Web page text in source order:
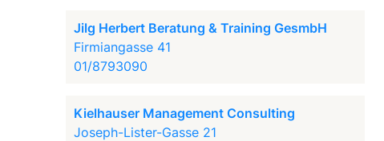
Jilg Herbert Beratung & Training GesmbH
Firmiangasse 41
01/8793090
Kielhauser Management Consulting
Joseph-Lister-Gasse 21